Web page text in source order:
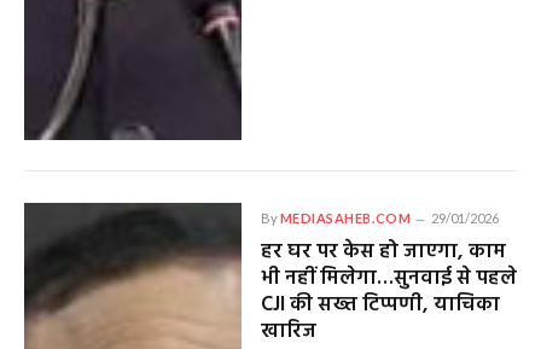
ByMEDIASAHEB.COM 29/01/2026
हर घर पर केस हो जाएगा, काम
भी नहीं मिलेगा…सुनवाई से पहले
CJI की सख्त टिप्पणी, याचिका
खारिज